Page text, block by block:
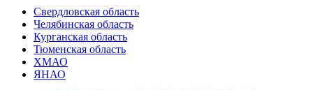
Свердловская область
Челябинская область
Курганская область
Тюменская область
ХМАО
ЯНАО